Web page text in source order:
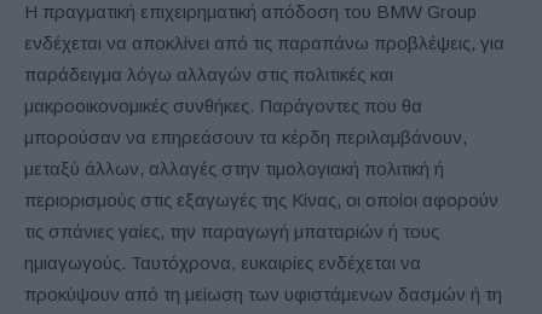
Η πραγματική επιχειρηματική απόδοση του BMW Group
ενδέχεται να αποκλίνει από τις παραπάνω προβλέψεις, για
παράδειγμα λόγω αλλαγών στις πολιτικές και
μακροοικονομικές συνθήκες. Παράγοντες που θα
μπορούσαν να επηρεάσουν τα κέρδη περιλαμβάνουν,
μεταξύ άλλων, αλλαγές στην τιμολογιακή πολιτική ή
περιορισμούς στις εξαγωγές της Κίνας, οι οποίοι αφορούν
τις σπάνιες γαίες, την παραγωγή μπαταριών ή τους
ημιαγωγούς. Ταυτόχρονα, ευκαιρίες ενδέχεται να
προκύψουν από τη μείωση των υφιστάμενων δασμών ή τη